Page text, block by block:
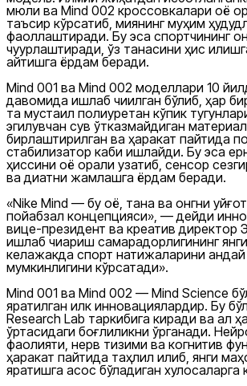
мюли ва Mind 002 кроссовкалари оёқ
таъсир кўрсатиб, миянинг муҳим
фаоллаштиради. Бу эса спортчининг
чуқурлаштиради, ўз танасини ҳис
қайтишга ёрдам беради.
Mind 001 ва Mind 002 моделлари 10
давомида ишлаб чиқилган бўлиб, ҳар
та мустақил полиуретан кўпик
эгилувчан сув ўтказмайдиган
бирлаштирилган ва ҳаракат пайтида
стабилизатор каби ишлайди. Бу эса
ҳиссини оёқ орқали узатиб, сенсор
ва диққатни жамлашга ёрдам беради.
«Nike Mind — бу оёқ, тана ва онгни
пойабзал концепцияси», — дейди
вице-президент ва креатив директор
ишлаб чиқариш самарадорлигининг янги
келажакда спорт натижаларини
мумкинлигини кўрсатади».
Mind 001 ва Mind 002 — Mind Science
яратилган илк инновациялардир. Бу
Research Lab таркибига киради ва ақл
ўртасидаги боғлиқликни ўрганади.
фаолияти, нерв тизими ва когнитив
ҳаракат пайтида таҳлил қилиб, янги
яратишга асос бўладиган хулосаларга